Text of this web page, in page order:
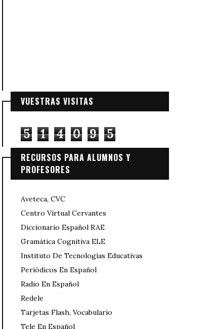
VUESTRAS VISITAS
5 1 4 0 9 5
RECURSOS PARA ALUMNOS Y
PROFESORES
Aveteca, CVC
Centro Virtual Cervantes
Diccionario Español RAE
Gramática Cognitiva ELE
Instituto De Tecnologías Educativas
Periódicos En Español
Radio En Español
Redele
Tarjetas Flash, Vocabulario
Tele En Español